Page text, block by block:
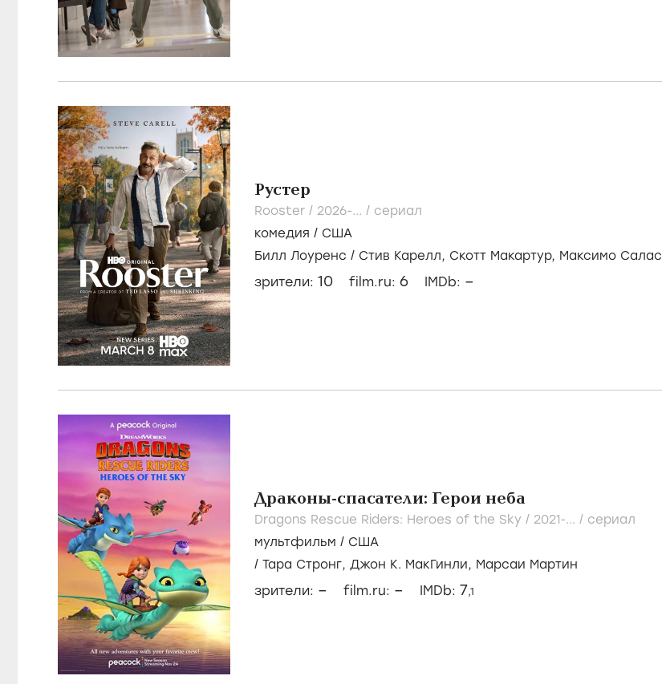
Рустер
Rooster / 2026-... / сериал
комедия / США
Билл Лоуренс / Стив Карелл, Скотт Макартур, Максимо Салас
зрители: 10 film.ru: 6 IMDb: –
Драконы-спасатели: Герои неба
Dragons Rescue Riders: Heroes of the Sky / 2021-... / сериал
мультфильм / США
/ Тара Стронг, Джон К. МакГинли, Марсаи Мартин
зрители: – film.ru: – IMDb: 7,1